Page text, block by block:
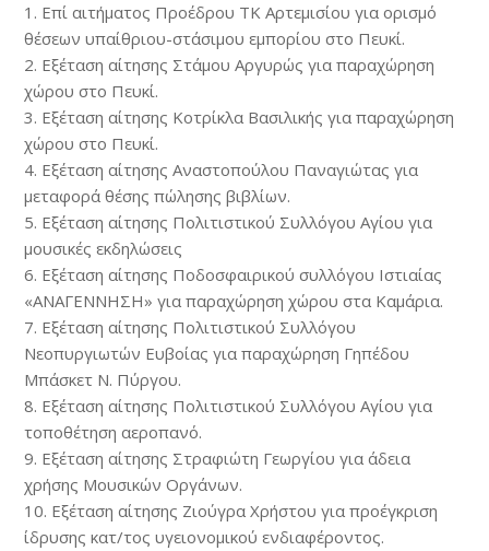
1. Επί αιτήματος Προέδρου ΤΚ Αρτεμισίου για ορισμό
θέσεων υπαίθριου-στάσιμου εμπορίου στο Πευκί.
2. Εξέταση αίτησης Στάμου Αργυρώς για παραχώρηση
χώρου στο Πευκί.
3. Εξέταση αίτησης Κοτρίκλα Βασιλικής για παραχώρηση
χώρου στο Πευκί.
4. Εξέταση αίτησης Αναστοπούλου Παναγιώτας για
μεταφορά θέσης πώλησης βιβλίων.
5. Εξέταση αίτησης Πολιτιστικού Συλλόγου Αγίου για
μουσικές εκδηλώσεις
6. Εξέταση αίτησης Ποδοσφαιρικού συλλόγου Ιστιαίας
«ΑΝΑΓΕΝΝΗΣΗ» για παραχώρηση χώρου στα Καμάρια.
7. Εξέταση αίτησης Πολιτιστικού Συλλόγου
Νεοπυργιωτών Ευβοίας για παραχώρηση Γηπέδου
Μπάσκετ Ν. Πύργου.
8. Εξέταση αίτησης Πολιτιστικού Συλλόγου Αγίου για
τοποθέτηση αεροπανό.
9. Εξέταση αίτησης Στραφιώτη Γεωργίου για άδεια
χρήσης Μουσικών Οργάνων.
10. Εξέταση αίτησης Ζιούγρα Χρήστου για προέγκριση
ίδρυσης κατ/τος υγειονομικού ενδιαφέροντος.